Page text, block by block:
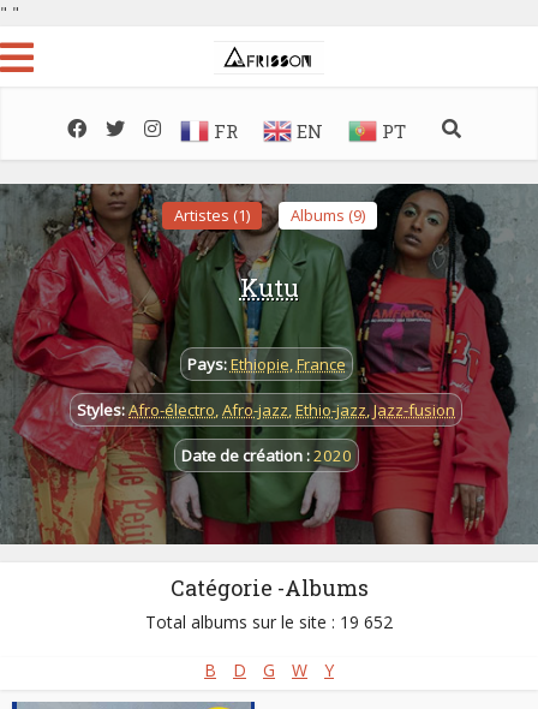
" "
FR EN PT
Artistes (1) Albums (9)
Kutu
Pays:Ethiopie,France
Styles:Afro-électro,Afro-jazz,Ethio-jazz,Jazz-fusion
Date de création :2020
Catégorie -Albums
Total albums sur le site : 19 652
B D G W Y